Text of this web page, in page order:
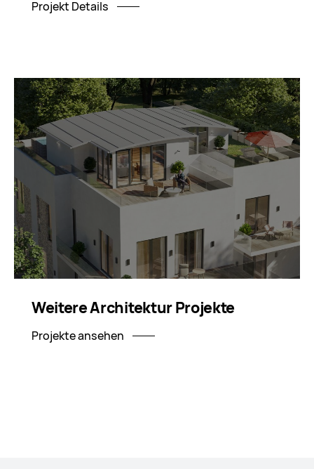
Projekt Details
Weitere Architektur Projekte
Projekte ansehen